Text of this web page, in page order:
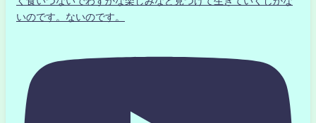
いのです。ないのです。